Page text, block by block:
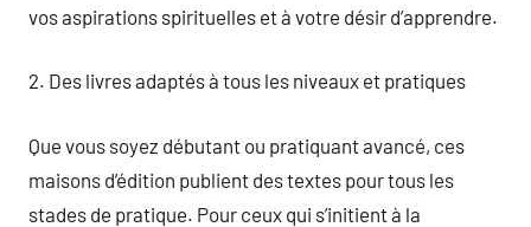
vos aspirations spirituelles et à votre désir d’apprendre.
2. Des livres adaptés à tous les niveaux et pratiques
Que vous soyez débutant ou pratiquant avancé, ces
maisons d’édition publient des textes pour tous les
stades de pratique. Pour ceux qui s’initient à la